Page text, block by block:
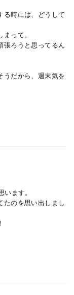
る時には、どうして
って。
張ろうと思ってるん
うだから、週末気を
ます。
たのを思い出しまし